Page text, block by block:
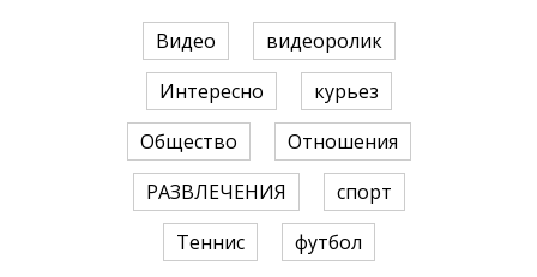
Видео
видеоролик
Интересно
курьез
Общество
Отношения
РАЗВЛЕЧЕНИЯ
спорт
Теннис
футбол